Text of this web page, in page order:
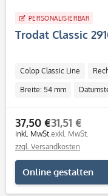
PERSONALISIERBAR
Trodat Classic
Colop Classic Line
Breite: 54 mm
37,50 €
inkl. MwSt.
31,51 €
exkl. MwSt.
zzgl. Versandkosten
Online gestalten